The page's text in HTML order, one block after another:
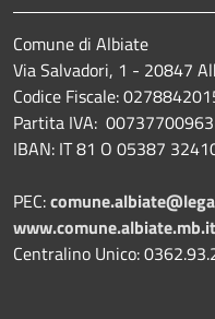
Comune di Albiate
Via Salvadori, 1 - 20847
Codice Fiscale:
Partita IVA: 00737700963
IBAN: IT 81 O 05387
PEC:
Centralino Unico: